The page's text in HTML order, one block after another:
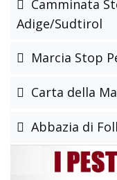
Camminata
Adige/Sudtirol
Marcia Stop
Carta della
Abbazia di